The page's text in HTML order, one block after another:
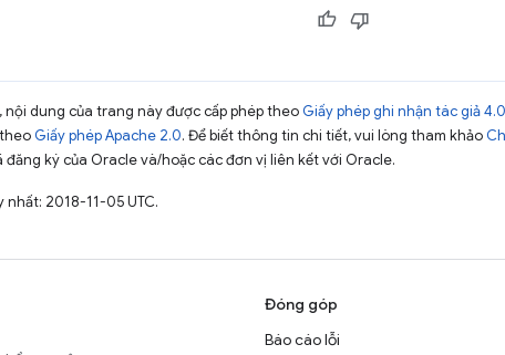
nội dung của trang này được cấp phép theo Giấy phép ghi nhận tác giả
Giấy phép Apache 2.0. Để biết thông tin chi tiết, vui lòng tham khảo
đăng ký của Oracle và/hoặc các đơn vị liên kết với Oracle.
nhất: 2018-11-05 UTC.
Đóng góp
Báo cáo lỗi